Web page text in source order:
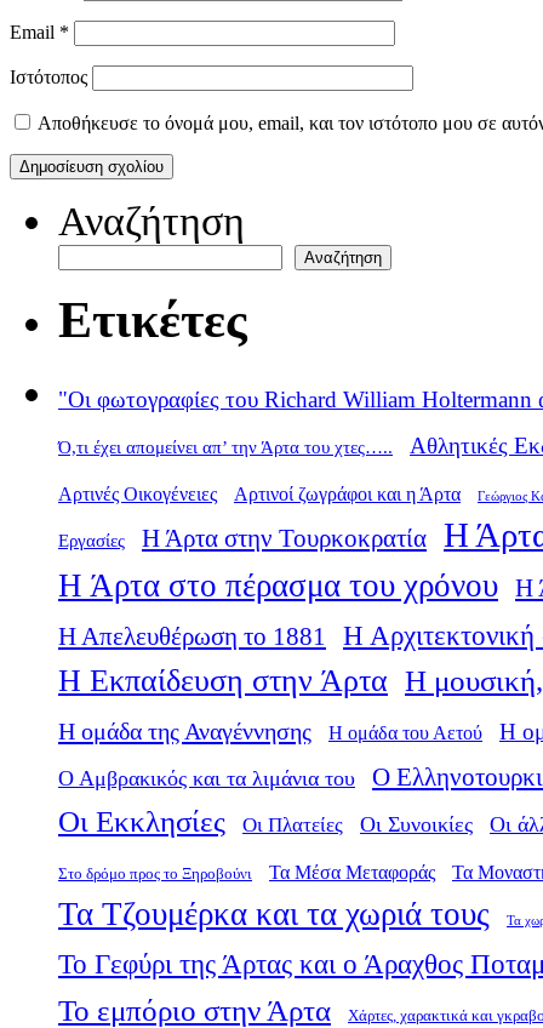
Email *
Ιστότοπος
Αποθήκευσε το όνομά μου, email, και τον ιστότοπο μου σε
Αναζήτηση
Αναζήτηση
Ετικέτες
"Οι φωτογραφίες του Richard William Holtermann
Ό,τι έχει απομείνει απ’ την Άρτα του χτες….. Αθλητικές
Αρτινές Οικογένειες Αρτινοί ζωγράφοι και η Άρτα Γεώργιος
Εργασίες Η Άρτα στην Τουρκοκρατία Η
Η Άρτα στο πέρασμα του χρόνου Η
Η Απελευθέρωση το 1881
Η
Η Εκπαίδευση στην Άρτα Η μουσική,
Η ομάδα της Αναγέννησης Η ομάδα του Αετού Η
Ο Αμβρακικός και τα λιμάνια του Ο
Οι Εκκλησίες Οι Πλατείες Οι Συνοικίες Οι
Στο δρόμο προς το Ξηροβούνι Τα Μέσα Μεταφοράς Τα
Τα Τζουμέρκα και τα χωριά τους Τα
Το Γεφύρι της Άρτας και ο Άραχθος
Το εμπόριο στην Άρτα Χάρτες, χαρακτικά και